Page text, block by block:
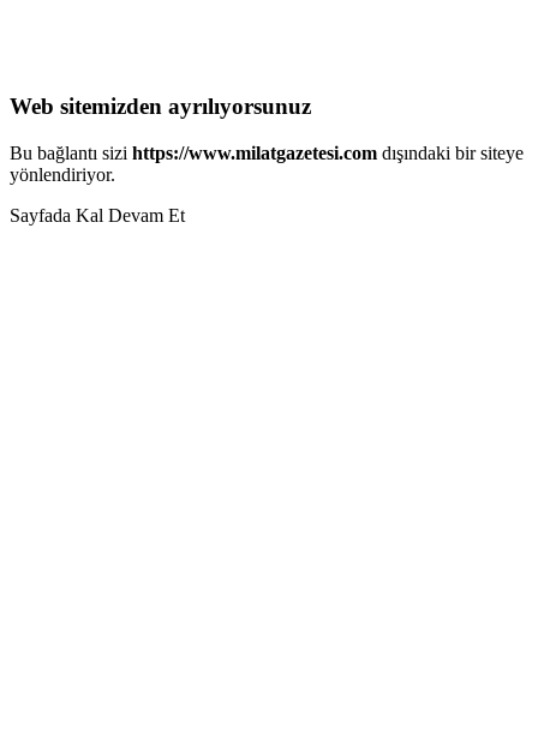
Web sitemizden ayrılıyorsunuz
Bu bağlantı sizi https://www.milatgazetesi.com dışındaki bir siteye
yönlendiriyor.
Sayfada Kal Devam Et